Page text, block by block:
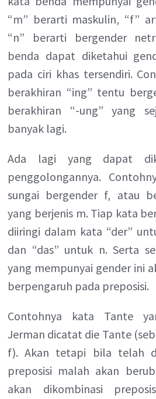
“m” berarti maskulin, “f”
“n” berarti bergender
benda dapat diketahui
pada ciri khas tersendiri.
berakhiran “ing” tentu
berakhiran “-ung” yang
banyak lagi.
Ada lagi yang dapat
penggolongannya.
sungai bergender f, atau
yang berjenis m. Tiap kata
diiringi dalam kata “der”
dan “das” untuk n. Serta
yang mempunyai gender ini
berpengaruh pada preposisi.
Contohnya kata Tante
Jerman dicatat die Tante
f). Akan tetapi bila telah
preposisi malah akan
akan dikombinasi